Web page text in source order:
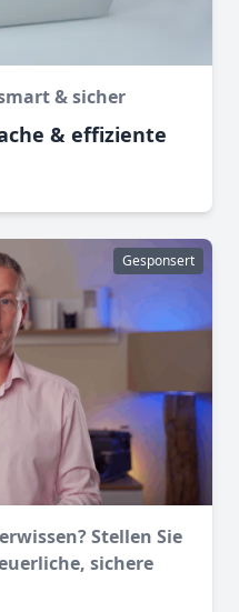
& sicher
& effiziente
Gesponsert
Stellen Sie
sichere